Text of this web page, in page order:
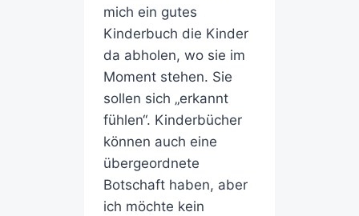
mich ein gutes
Kinderbuch die Kinder
da abholen, wo sie im
Moment stehen. Sie
sollen sich „erkannt
fühlen“. Kinderbücher
können auch eine
übergeordnete
Botschaft haben, aber
ich möchte kein